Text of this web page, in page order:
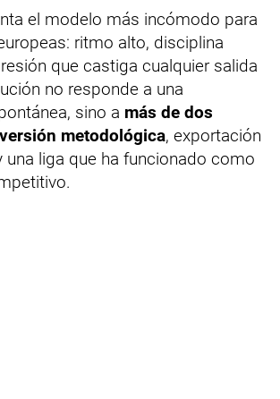
el modelo más incómodo para
ritmo alto, disciplina
que castiga cualquier salida
no responde a una
sino a más de dos
metodológica, exportación
una liga que ha funcionado como